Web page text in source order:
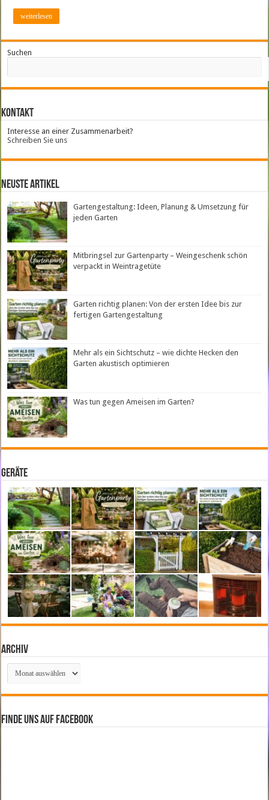
weiterlesen
Suchen
Kontakt
Interesse an einer Zusammenarbeit?
Schreiben Sie uns
neuste Artikel
Gartengestaltung: Ideen, Planung & Umsetzung für
jeden Garten
Mitbringsel zur Gartenparty – Weingeschenk schön
verpackt in Weintragetüte
Garten richtig planen: Von der ersten Idee bis zur
fertigen Gartengestaltung
Mehr als ein Sichtschutz – wie dichte Hecken den
Garten akustisch optimieren
Was tun gegen Ameisen im Garten?
Geräte
Archiv
Archiv
Finde uns auf Facebook